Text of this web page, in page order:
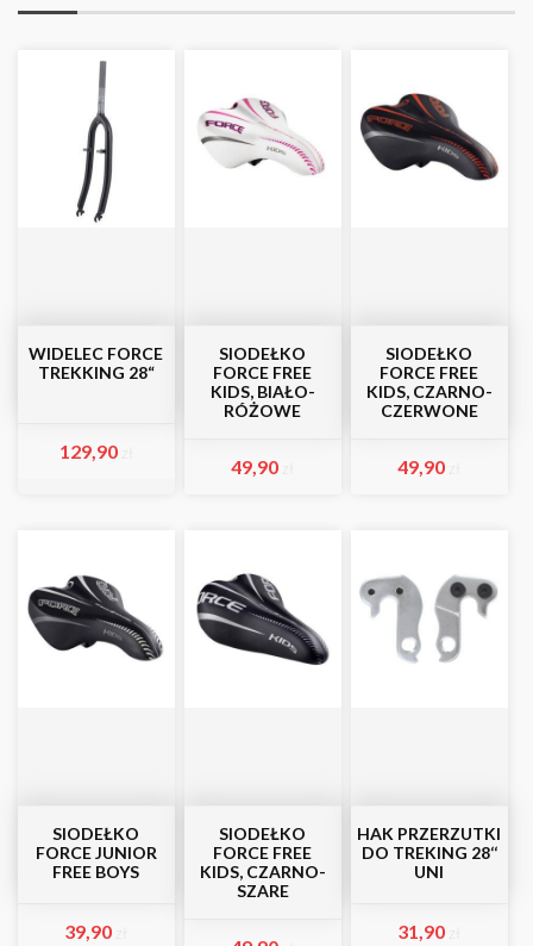
WIDELEC FORCE
TREKKING 28“
129,90
SIODEŁKO
FORCE FREE
KIDS, BIAŁO-
RÓŻOWE
49,90
SIODEŁKO
FORCE FREE
KIDS, CZARNO-
CZERWONE
49,90
SIODEŁKO
FORCE JUNIOR
FREE BOYS
39,90
SIODEŁKO
FORCE FREE
KIDS, CZARNO-
SZARE
HAK PRZERZUTKI
DO TREKING 28‘‘
UNI
31,90